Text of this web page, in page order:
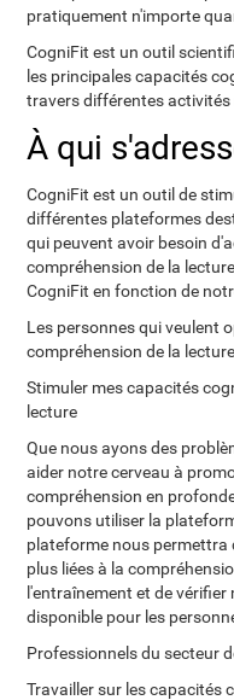
pratiquement n'importe
CogniFit est un outil
les principales capacités
travers différentes
À qui
CogniFit est un outil de
différentes plateformes
qui peuvent avoir besoin
compréhension de la
CogniFit en fonction de
Les personnes qui veulent
compréhension de la lecture
Stimuler mes capacités
lecture
Que nous ayons des
aider notre cerveau à
compréhension en
pouvons utiliser la
plateforme nous permettra
plus liées à la
l'entraînement et de
disponible pour les
Professionnels du secteur
Travailler sur les capacités